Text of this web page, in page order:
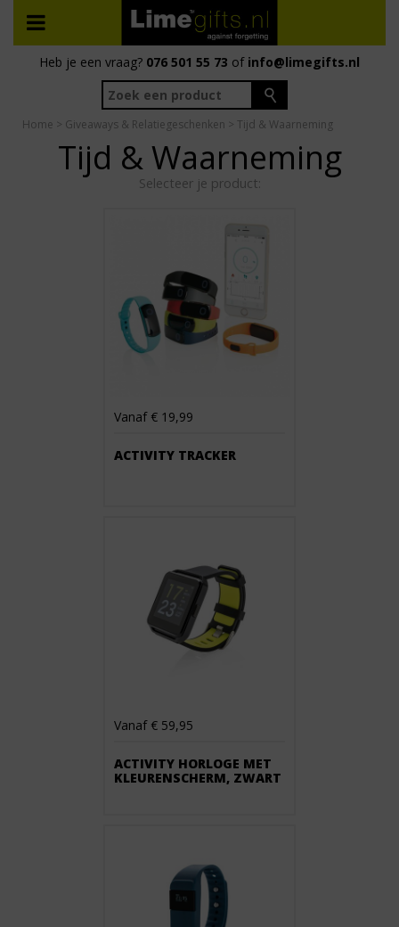
Heb je een vraag? 076 501 55 73 of info@limegifts.nl
Home > Giveaways & Relatiegeschenken > Tijd & Waarneming
Tijd & Waarneming
Selecteer je product:
Vanaf € 19,99
ACTIVITY TRACKER
Vanaf € 59,95
ACTIVITY HORLOGE MET
KLEURENSCHERM, ZWART